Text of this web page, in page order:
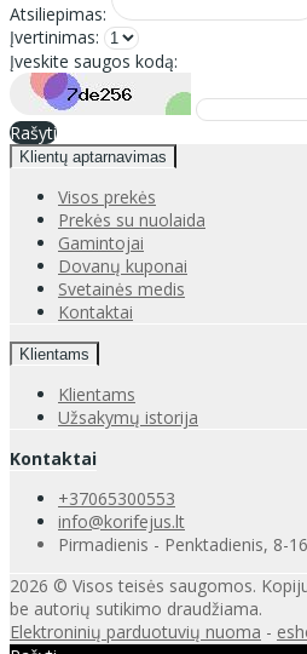
Atsiliepimas:
Įvertinimas:
Įveskite saugos kodą:
Rašyti
Klientų aptarnavimas
Visos prekės
Prekės su nuolaida
Gamintojai
Dovanų kuponai
Svetainės medis
Kontaktai
Klientams
Klientams
Užsakymų istorija
Kontaktai
+37065300553
info@korifejus.lt
Pirmadienis - Penktadienis, 8-
2026 © Visos teisės saugomos.
be autorių sutikimo draudžiama.
Elektroninių parduotuvių nuoma -